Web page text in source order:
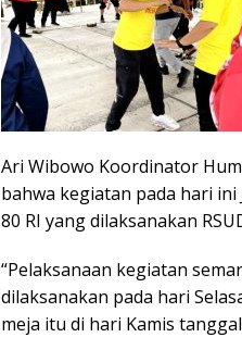
Ari Wibowo Koordinator
bahwa kegiatan pada hari
80 RI yang dilaksanakan
“Pelaksanaan kegiatan
dilaksanakan pada hari
meja itu di hari Kamis